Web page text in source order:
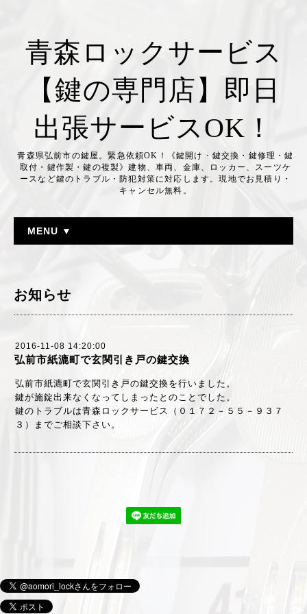
青森ロックサービス
【鍵の専門店】即日
出張サービスOK！
青森県弘前市の鍵屋。緊急依頼OK！《鍵開け・鍵交換・鍵修理・鍵
取付・鍵作製・鍵の複製》建物、車両、金庫、ロッカー、スーツケ
ースなど鍵のトラブル・防犯対策に対応します。現地でお見積り・
キャンセル無料。
MENU ▼
お知らせ
2016-11-08 14:20:00
弘前市紙漉町で玄関引き戸の鍵交換
弘前市紙漉町で玄関引き戸の鍵交換を行いました。
鍵が施錠出来なくなってしまったとのことでした。
鍵のトラブルは青森ロックサービス（０１７２－５５－９３７
３）までご相談下さい。